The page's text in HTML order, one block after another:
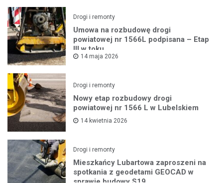
Drogi i remonty
Umowa na rozbudowę drogi
powiatowej nr 1566L podpisana – Etap
III w toku
14 maja 2026
Drogi i remonty
Nowy etap rozbudowy drogi
powiatowej nr 1566 L w Lubelskiem
14 kwietnia 2026
Drogi i remonty
Mieszkańcy Lubartowa zaproszeni na
spotkania z geodetami GEOCAD w